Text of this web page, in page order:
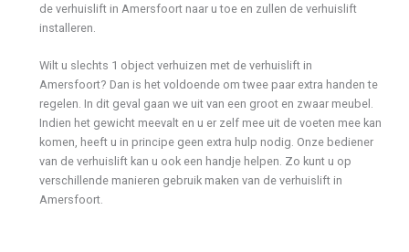
de verhuislift in Amersfoort naar u toe en zullen de verhuislift
installeren.
Wilt u slechts 1 object verhuizen met de verhuislift in
Amersfoort? Dan is het voldoende om twee paar extra handen te
regelen. In dit geval gaan we uit van een groot en zwaar meubel.
Indien het gewicht meevalt en u er zelf mee uit de voeten mee kan
komen, heeft u in principe geen extra hulp nodig. Onze bediener
van de verhuislift kan u ook een handje helpen. Zo kunt u op
verschillende manieren gebruik maken van de verhuislift in
Amersfoort.